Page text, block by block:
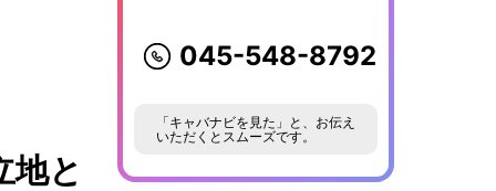
地と
045-548-8792
「キャバナビを見た」と、お伝え
いただくとスムーズです。